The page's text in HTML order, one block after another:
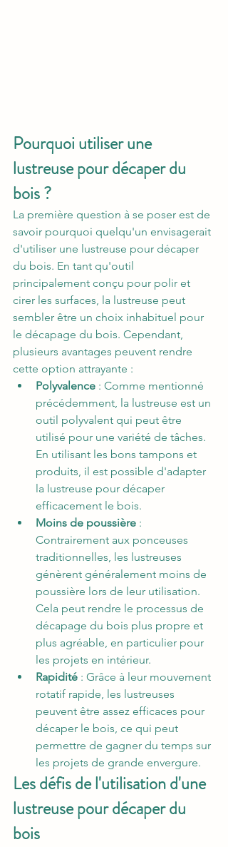
Pourquoi utiliser une
lustreuse pour décaper du
bois ?
La première question à se poser est de
savoir pourquoi quelqu'un envisagerait
d'utiliser une lustreuse pour décaper
du bois. En tant qu'outil
principalement conçu pour polir et
cirer les surfaces, la lustreuse peut
sembler être un choix inhabituel pour
le décapage du bois. Cependant,
plusieurs avantages peuvent rendre
cette option attrayante :
Polyvalence : Comme mentionné
précédemment, la lustreuse est un
outil polyvalent qui peut être
utilisé pour une variété de tâches.
En utilisant les bons tampons et
produits, il est possible d'adapter
la lustreuse pour décaper
efficacement le bois.
Moins de poussière :
Contrairement aux ponceuses
traditionnelles, les lustreuses
génèrent généralement moins de
poussière lors de leur utilisation.
Cela peut rendre le processus de
décapage du bois plus propre et
plus agréable, en particulier pour
les projets en intérieur.
Rapidité : Grâce à leur mouvement
rotatif rapide, les lustreuses
peuvent être assez efficaces pour
décaper le bois, ce qui peut
permettre de gagner du temps sur
les projets de grande envergure.
Les défis de l'utilisation d'une
lustreuse pour décaper du
bois